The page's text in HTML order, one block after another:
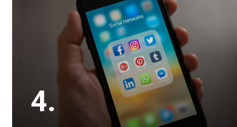
Een huis verkopen doen de meesten maar een
paar keer in hun leven. Kies voor een ervaren en
enthousiaste NVM verkoopmakelaar.
4.